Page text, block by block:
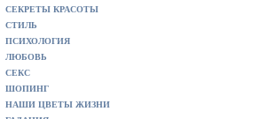
СЕКРЕТЫ КРАСОТЫ
СТИЛЬ
ПСИХОЛОГИЯ
ЛЮБОВЬ
СЕКС
ШОПИНГ
НАШИ ЦВЕТЫ ЖИЗНИ